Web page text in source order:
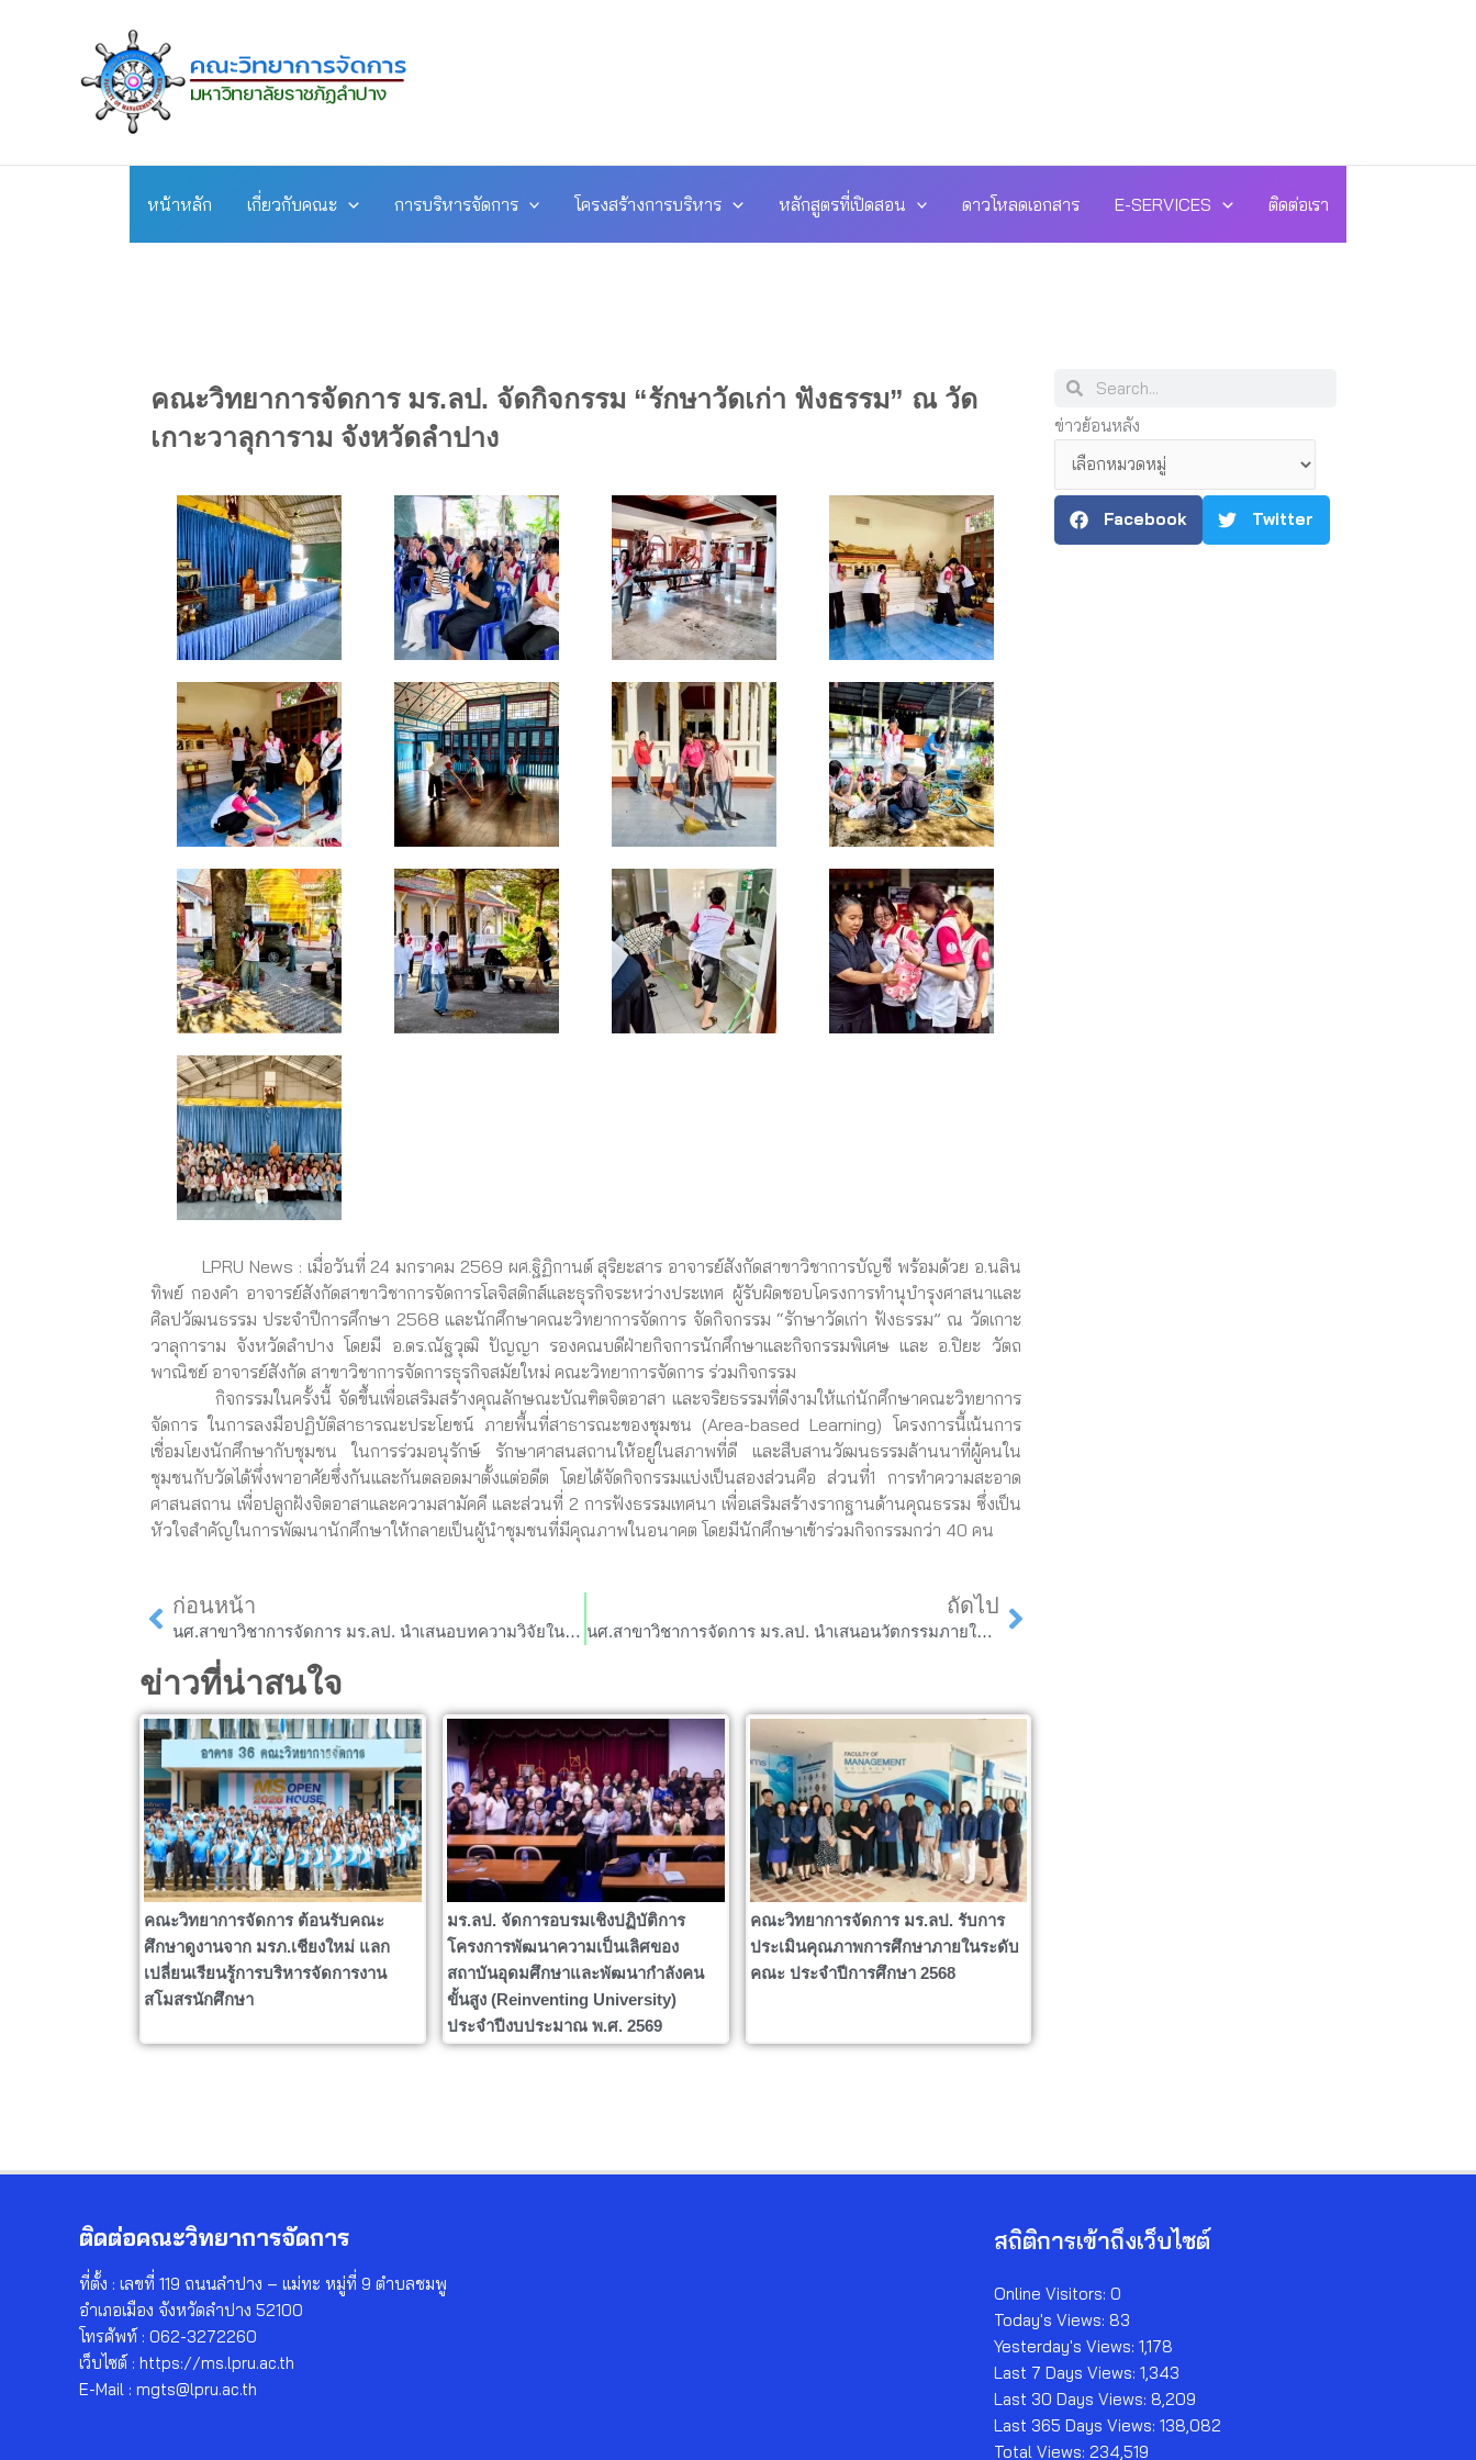
หน้าหลัก เกี่ยวกับคณะ การบริหารจัดการ โครงสร้างการบริหาร หลักสูตรที่เปิดสอน ดาวโหลดเอกสาร E-SERVICES ติดต่อเรา
คณะวิทยาการจัดการ มร.ลป. จัดกิจกรรม “รักษาวัดเก่า ฟังธรรม” ณ วัด
เกาะวาลุการาม จังหวัดลำปาง
LPRU News : เมื่อวันที่ 24 มกราคม 2569 ผศ.ฐิฏิกานต์ สุริยะสาร อาจารย์สังกัดสาขาวิชาการบัญชี พร้อมด้วย อ.นลิน
ทิพย์ กองคำ อาจารย์สังกัดสาขาวิชาการจัดการโลจิสติกส์และธุรกิจระหว่างประเทศ ผู้รับผิดชอบโครงการทำนุบำรุงศาสนาและ
ศิลปวัฒนธรรม ประจำปีการศึกษา 2568 และนักศึกษาคณะวิทยาการจัดการ จัดกิจกรรม “รักษาวัดเก่า ฟังธรรม” ณ วัดเกาะ
วาลุการาม จังหวัดลำปาง โดยมี อ.ดร.ณัฐวุฒิ ปัญญา รองคณบดีฝ่ายกิจการนักศึกษาและกิจกรรมพิเศษ และ อ.ปิยะ วัตถ
พาณิชย์ อาจารย์สังกัด สาขาวิชาการจัดการธุรกิจสมัยใหม่ คณะวิทยาการจัดการ ร่วมกิจกรรม
กิจกรรมในครั้งนี้ จัดขึ้นเพื่อเสริมสร้างคุณลักษณะบัณฑิตจิตอาสา และจริยธรรมที่ดีงามให้แก่นักศึกษาคณะวิทยาการ
จัดการ ในการลงมือปฏิบัติสาธารณะประโยชน์ ภายพื้นที่สาธารณะของชุมชน (Area-based Learning) โครงการนี้เน้นการ
เชื่อมโยงนักศึกษากับชุมชน ในการร่วมอนุรักษ์ รักษาศาสนสถานให้อยู่ในสภาพที่ดี และสืบสานวัฒนธรรมล้านนาที่ผู้คนใน
ชุมชนกับวัดได้พึ่งพาอาศัยซึ่งกันและกันตลอดมาตั้งแต่อดีต โดยได้จัดกิจกรรมแบ่งเป็นสองส่วนคือ ส่วนที่1 การทำความสะอาด
ศาสนสถาน เพื่อปลูกฝังจิตอาสาและความสามัคคี และส่วนที่ 2 การฟังธรรมเทศนา เพื่อเสริมสร้างรากฐานด้านคุณธรรม ซึ่งเป็น
หัวใจสำคัญในการพัฒนานักศึกษาให้กลายเป็นผู้นำชุมชนที่มีคุณภาพในอนาคต โดยมีนักศึกษาเข้าร่วมกิจกรรมกว่า 40 คน
Prev
ก่อนหน้า
นศ.สาขาวิชาการจัดการ มร.ลป. นำเสนอบทความวิจัยในการประชุมวิชาการระดับชาติและนานาชาติ
ถัดไป
นศ.สาขาวิชาการจัดการ มร.ลป. นำเสนอนวัตกรรมภายในงาน “ยั่งยืนแฟร์”
Next
ข่าวที่น่าสนใจ
คณะวิทยาการจัดการ ต้อนรับคณะ
ศึกษาดูงานจาก มรภ.เชียงใหม่ แลก
เปลี่ยนเรียนรู้การบริหารจัดการงาน
สโมสรนักศึกษา
มร.ลป. จัดการอบรมเชิงปฏิบัติการ
โครงการพัฒนาความเป็นเลิศของ
สถาบันอุดมศึกษาและพัฒนากำลังคน
ขั้นสูง (Reinventing University)
ประจำปีงบประมาณ พ.ศ. 2569
คณะวิทยาการจัดการ มร.ลป. รับการ
ประเมินคุณภาพการศึกษาภายในระดับ
คณะ ประจำปีการศึกษา 2568
SearchSearch
ข่าวย้อนหลัง
ข่าว
ย้อน
หลัง
Facebook
Twitter
ติดต่อคณะวิทยาการจัดการ
ที่ตั้ง : เลขที่ 119 ถนนลำปาง – แม่ทะ หมู่ที่ 9 ตำบลชมพู
อำเภอเมือง จังหวัดลำปาง 52100
โทรศัพท์ : 062-3272260
เว็บไซต์ : https://ms.lpru.ac.th
E-Mail : mgts@lpru.ac.th
สถิติการเข้าถึงเว็บไซต์
Online Visitors:0
Today's Views: 83
Yesterday's Views:1,178
Last 7 Days Views:1,343
Last 30 Days Views: 8,209
Last 365 Days Views:138,082
Total Views:234,519